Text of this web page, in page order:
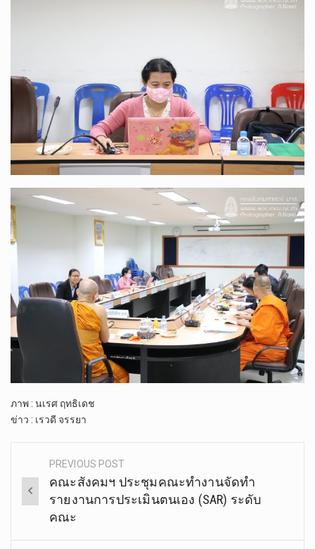
ภาพ : นเรศ ฤทธิเดช
ข่าว : เรวดี จรรยา
Post
navigation
PREVIOUS POST
คณะสังคมฯ ประชุมคณะทำงานจัดทำ
รายงานการประเมินตนเอง (SAR) ระดับ
คณะ